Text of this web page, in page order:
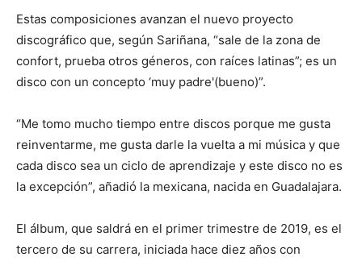
Estas composiciones avanzan el nuevo proyecto
discográfico que, según Sariñana, “sale de la zona de
confort, prueba otros géneros, con raíces latinas”; es un
disco con un concepto ‘muy padre'(bueno)”.
“Me tomo mucho tiempo entre discos porque me gusta
reinventarme, me gusta darle la vuelta a mi música y que
cada disco sea un ciclo de aprendizaje y este disco no es
la excepción”, añadió la mexicana, nacida en Guadalajara.
El álbum, que saldrá en el primer trimestre de 2019, es el
tercero de su carrera, iniciada hace diez años con